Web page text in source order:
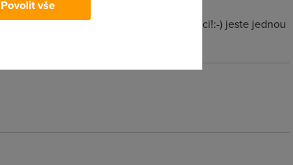
jednoduchy a stahnutelny na slunecnici!:-) jeste jednou
Povolit vše